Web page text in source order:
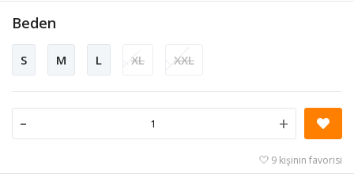
Beden
S M L XL XXL
- +
9 kişinin favorisi